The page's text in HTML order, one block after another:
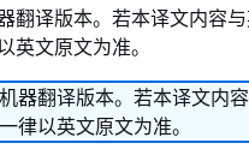
翻译版本。若本译文内容
英文原文为准。
器翻译版本。若本译文内
律以英文原文为准。